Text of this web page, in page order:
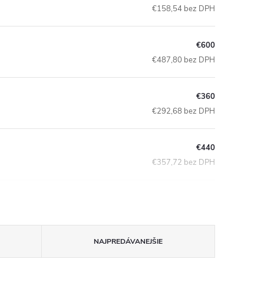
€158,54 bez DPH
€600
€487,80 bez DPH
€360
€292,68 bez DPH
€440
€357,72 bez DPH
NAJPREDÁVANEJŠIE